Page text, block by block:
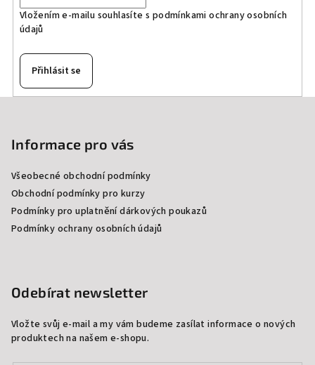
Vložením e-mailu souhlasíte s podmínkami ochrany osobních
údajů
Přihlásit se
Informace pro vás
Všeobecné obchodní podmínky
Obchodní podmínky pro kurzy
Podmínky pro uplatnění dárkových poukazů
Podmínky ochrany osobních údajů
Odebírat newsletter
Vložte svůj e-mail a my vám budeme zasílat informace o nových
produktech na našem e-shopu.